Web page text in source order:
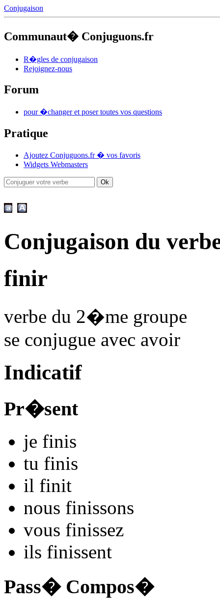
Conjugaison
Communaut� Conjuguons.fr
R�gles de conjugaison
Rejoignez-nous
Forum
pour �changer et poser toutes vos questions
Pratique
Ajoutez Conjuguons.fr � vos favoris
Widgets Webmasters
Conjugaison du
finir
verbe du 2�me groupe
se conjugue avec avoir
Indicatif
Pr�sent
je finis
tu finis
il finit
nous finissons
vous finissez
ils finissent
Pass� Compos�